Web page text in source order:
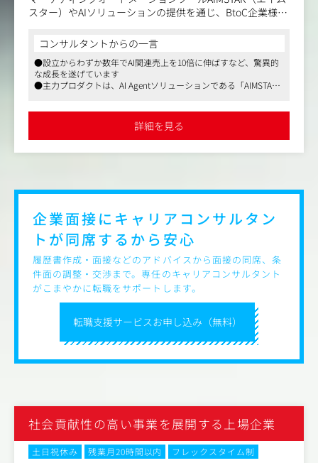
スター）やAIソリューションの提供を通じ、BtoC企業様に
ての顧客である生活者（会員・消費者）とのエンゲージメ
ントの最適化を目指しています。
同社のカスタマーサクセス（CS）は、単なるサポート役で
はありません。クライアントの成功体験を創出し、LTV最
いております。
【なぜやるのか】
BtoC企業様と生活者との接点（スマホアプリ・メール・W
ebサイト等）を通じたブランド体験は日々変化が起きてい
ます。
しかしながらポテンシャルのあるデータが眠ったまま利活
用できていない状況を多く目にします。私たちはAIMSTAR
の提供を通じ、BtoC企業様側のデータリテラシー・マンパ
ワー不足により手が回っていない状態を解決し、真のデー
プロダクトの本質的な価値を届けるには「使いこなしてい
ただ導入いただくのではなく、＼成果を共に作るパートナ
ー／として並走する仲間を求めています。
【業務内容】
・AIMSTAR導入、AIソリューションのプロジェクトマネジ
コンサルタントからの一言
●設立からわずか数年でAI関連売上を10倍に伸ばすなど、驚異的
な成長を遂げています
●主力プロダクトは、AI Agentソリューションである「AIMSTA
会理事のCTOなど、業界のトッププレイヤーが揃っています
詳細を見る
転職支援サービスお申し込み（無料）
企業面接にキャリアコンサルタン
トが同席するから安心
履歴書作成・面接などのアドバイスから面接の同席、条
件面の調整・交渉まで。専任のキャリアコンサルタント
がこまやかに転職をサポートします。
社会貢献性の高い事業を展開する上場企業
土日祝休み 残業月20時間以内
フレックスタイム制